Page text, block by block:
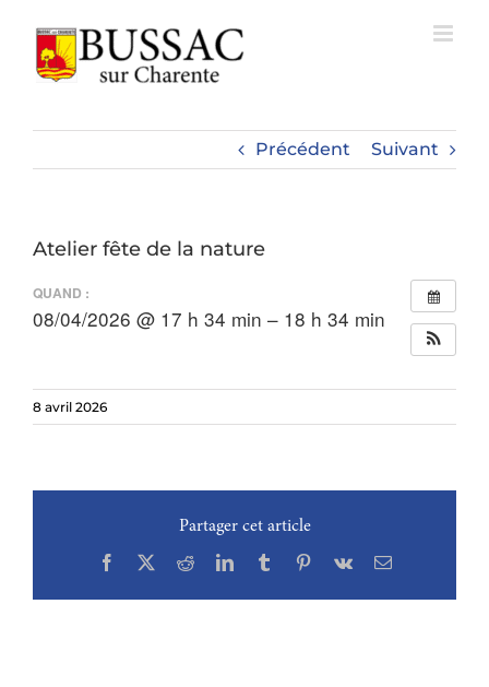
contenu
Précédent Suivant
Atelier fête de la nature
QUAND :
08/04/2026 @ 17 h 34 min – 18 h 34 min
8 avril 2026
Partager cet article
Facebook
X RedditLinkedInTumblrPinterest
Vk Email